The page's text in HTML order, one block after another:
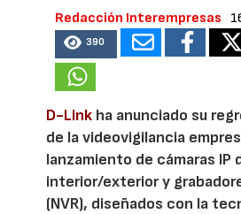
Redacción Interempresas
390
D-Link ha anunciado su
de la videovigilancia
lanzamiento de cámaras IP
interior/exterior y
(NVR), diseñados con la